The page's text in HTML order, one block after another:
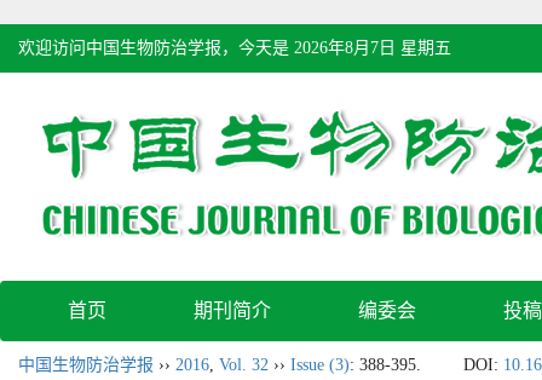
欢迎访问中国生物防治学报，今天是 2026年8月7日 星期五
首页 期刊简介 编委会 投
中国生物防治学报 ›› 2016, Vol. 32 ›› Issue (3): 388-395. DOI: